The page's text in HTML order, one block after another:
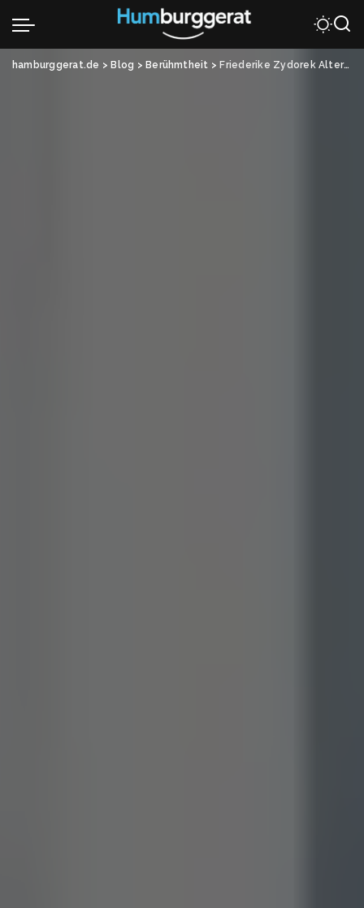
hamburggerat.de > Blog > Berühmtheit > Friederike Zydorek Alter – Alles, was man wissen muss